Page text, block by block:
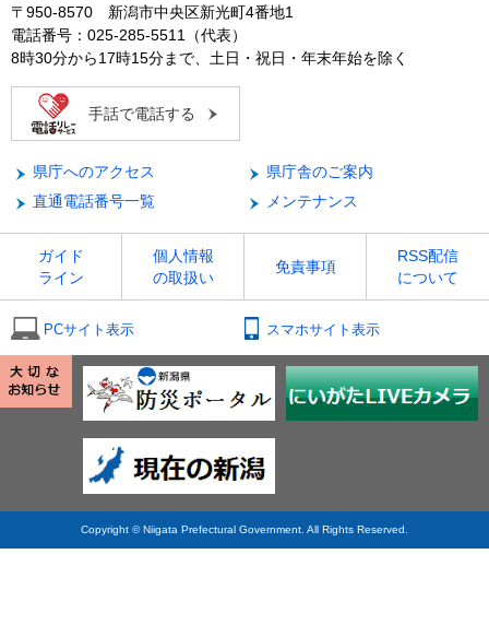
〒950-8570 新潟市中央区新光町4番地1
電話番号：025-285-5511（代表）
8時30分から17時15分まで、土日・祝日・年末年始を除く
手話で電話する
県庁へのアクセス
県庁舎のご案内
直通電話番号一覧
メンテナンス
ガイド
ライン
個人情報
の取扱い
免責事項
RSS配信
について
PCサイト表示 スマホサイト表示
Copyright © Niigata Prefectural Government. All Rights Reserved.